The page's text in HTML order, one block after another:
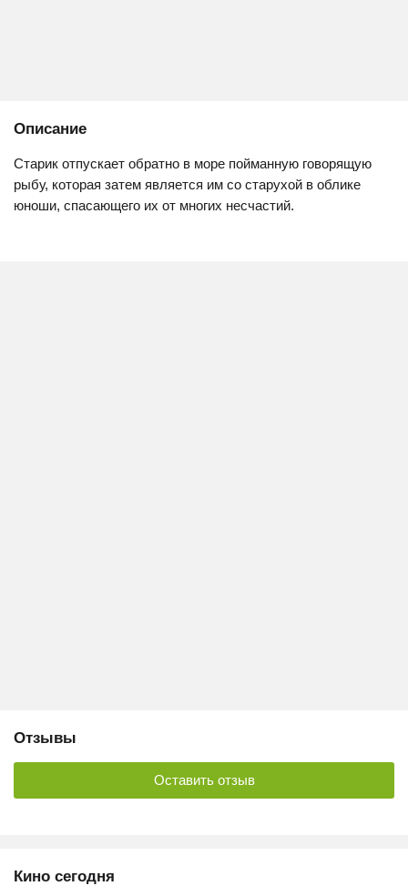
Описание
Старик отпускает обратно в море пойманную говорящую
рыбу, которая затем является им со старухой в облике
юноши, спасающего их от многих несчастий.
Отзывы
Оставить отзыв
Кино сегодня